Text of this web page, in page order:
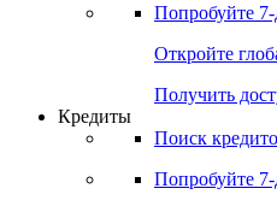
Попробуйте
Откройте
Получить
Кредиты
Поиск
Попробуйте